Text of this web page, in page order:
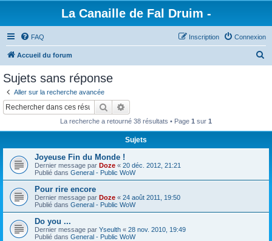
La Canaille de Fal Druim -
FAQ Connexion
Inscription
Accueil du forum
Sujets sans réponse
Aller sur la recherche avancée
Rechercher
La recherche a retourné 38 résultats • Page 1 sur 1
Sujets
Joyeuse Fin du Monde !
Dernier message par Doze « 20 déc. 2012, 21:21
Publié dans General - Public WoW
Pour rire encore
Dernier message par Doze « 24 août 2011, 19:50
Publié dans General - Public WoW
Do you ...
Dernier message par Yseulth « 28 nov. 2010, 19:49
Publié dans General - Public WoW